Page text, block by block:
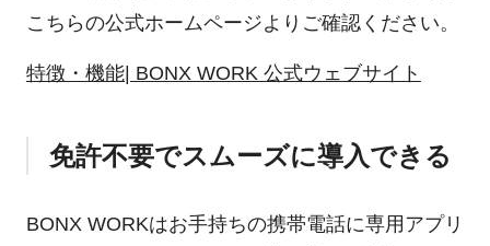
こちらの公式ホームページよりご確認ください。
特徴・機能| BONX WORK 公式ウェブサイト
免許不要でスムーズに導入できる
BONX WORKはお手持ちの携帯電話に専用アプリ